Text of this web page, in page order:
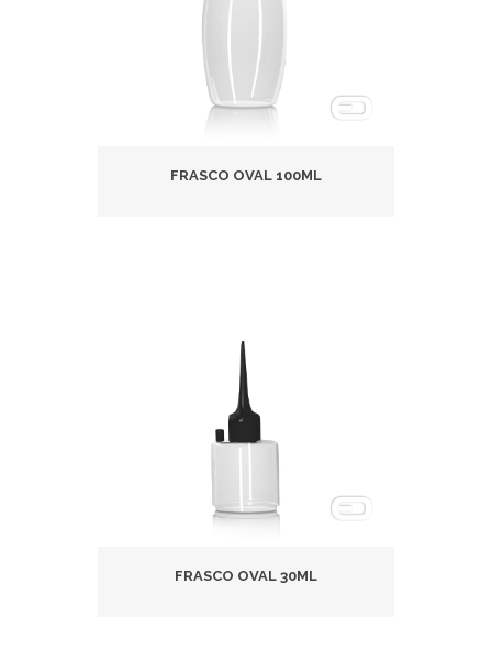
FRASCO OVAL 100ML
FRASCO OVAL 30ML